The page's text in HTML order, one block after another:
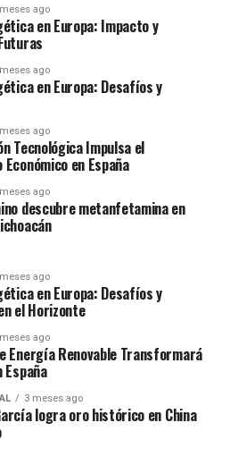
la manera en que los
información y cómo los
clases. Herramientas como
y Microsoft Teams han
continúe de manera remota,
personalizado.
la Universidad Complutense de
de tecnología en el aula puede
la participación de los
de los temas.
permite a
acceder a
de recursos
no están
un entorno
ago
en Europa: Impacto y
ago
en Europa: Desafíos y
ago
Tecnológica Impulsa el
en España
ago
descubre metanfetamina en
ago
en Europa: Desafíos y
el Horizonte
ago
Energía Renovable Transformará
3 meses ago
logra oro histórico en China